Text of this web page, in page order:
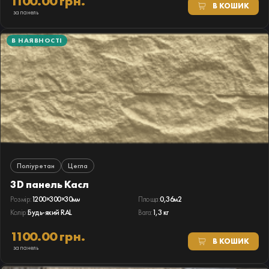
за панель
В КОШИК
В НАЯВНОСТІ
Поліуретан Цегла
3D панель Касл
Розмір:1200×300×30мм Площа:0,36м2
Колір:Будь-який RAL Вага:1,3 кг
1100.00 грн.
за панель
В КОШИК